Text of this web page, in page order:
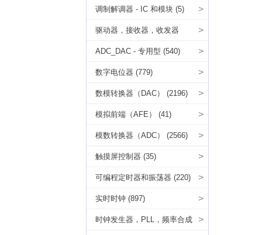
调制解调器 - IC 和模块 (5) >
驱动器，接收器，收发器
(3144)
>
ADC_DAC - 专用型 (540) >
数字电位器 (779) >
数模转换器（DAC） (2196) >
模拟前端（AFE） (41) >
模数转换器（ADC） (2566) >
触摸屏控制器 (35) >
可编程定时器和振荡器 (220) >
实时时钟 (897) >
时钟发生器，PLL，频率合成 >